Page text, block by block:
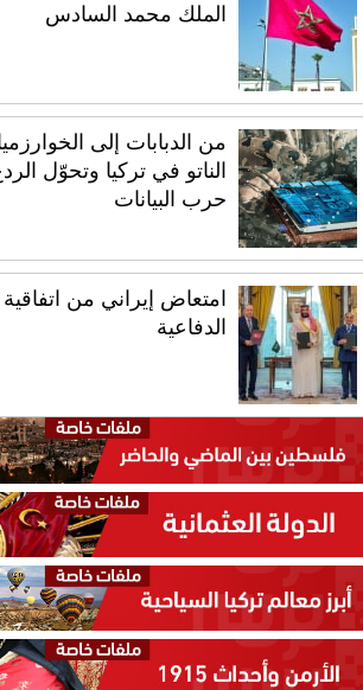
الملك محمد السادس
من الدبابات إلى
الناتو في تركيا وتحوّل
حرب البيانات
امتعاض إيراني من
الدفاعية